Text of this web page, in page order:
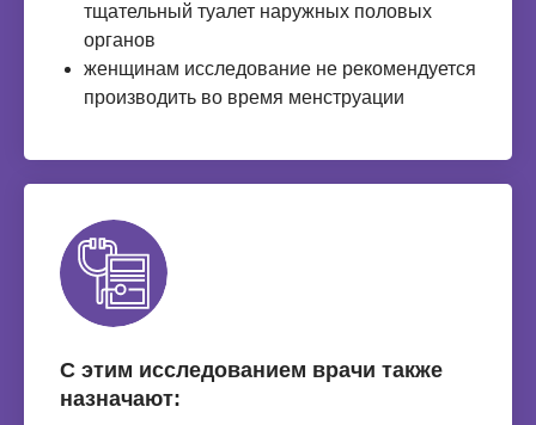
тщательный туалет наружных половых
органов
женщинам исследование не рекомендуется
производить во время менструации
С этим исследованием врачи также
назначают: